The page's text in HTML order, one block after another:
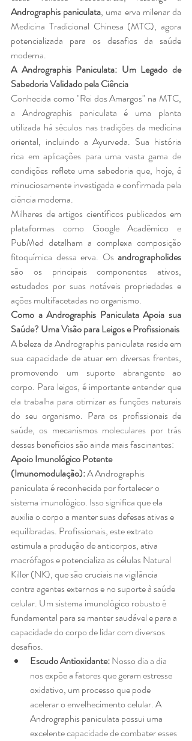
Andrographis paniculata, uma erva milenar da
Medicina Tradicional Chinesa (MTC), agora
potencializada para os desafios da saúde
moderna.
A Andrographis Paniculata: Um Legado de
Sabedoria Validado pela Ciência
Conhecida como "Rei dos Amargos" na MTC,
a Andrographis paniculata é uma planta
utilizada há séculos nas tradições da medicina
oriental, incluindo a Ayurveda. Sua história
rica em aplicações para uma vasta gama de
condições reflete uma sabedoria que, hoje, é
minuciosamente investigada e confirmada pela
ciência moderna.
Milhares de artigos científicos publicados em
plataformas como Google Acadêmico e
PubMed detalham a complexa composição
fitoquímica dessa erva. Os andrographolides
são os principais componentes ativos,
estudados por suas notáveis propriedades e
ações multifacetadas no organismo.
Como a Andrographis Paniculata Apoia sua
Saúde? Uma Visão para Leigos e Profissionais
A beleza da Andrographis paniculata reside em
sua capacidade de atuar em diversas frentes,
promovendo um suporte abrangente ao
corpo. Para leigos, é importante entender que
ela trabalha para otimizar as funções naturais
do seu organismo. Para os profissionais de
saúde, os mecanismos moleculares por trás
desses benefícios são ainda mais fascinantes:
Apoio Imunológico Potente
(Imunomodulação): A Andrographis
paniculata é reconhecida por fortalecer o
sistema imunológico. Isso significa que ela
auxilia o corpo a manter suas defesas ativas e
equilibradas. Profissionais, este extrato
estimula a produção de anticorpos, ativa
macrófagos e potencializa as células Natural
Killer (NK), que são cruciais na vigilância
contra agentes externos e no suporte à saúde
celular. Um sistema imunológico robusto é
fundamental para se manter saudável e para a
capacidade do corpo de lidar com diversos
desafios.
Escudo Antioxidante: Nosso dia a dia
nos expõe a fatores que geram estresse
oxidativo, um processo que pode
acelerar o envelhecimento celular. A
Andrographis paniculata possui uma
excelente capacidade de combater esses